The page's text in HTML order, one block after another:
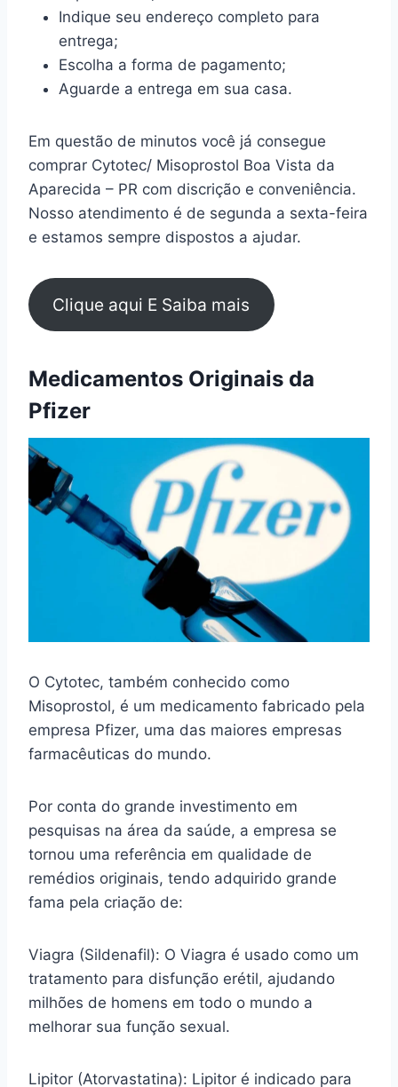
Indique seu endereço completo para
entrega;
Escolha a forma de pagamento;
Aguarde a entrega em sua casa.
Em questão de minutos você já consegue
comprar Cytotec/ Misoprostol Boa Vista da
Aparecida – PR com discrição e conveniência.
Nosso atendimento é de segunda a sexta-feira
e estamos sempre dispostos a ajudar.
Clique aqui E Saiba mais
Medicamentos Originais da
Pfizer
O Cytotec, também conhecido como
Misoprostol, é um medicamento fabricado pela
empresa Pfizer, uma das maiores empresas
farmacêuticas do mundo.
Por conta do grande investimento em
pesquisas na área da saúde, a empresa se
tornou uma referência em qualidade de
remédios originais, tendo adquirido grande
fama pela criação de:
Viagra (Sildenafil): O Viagra é usado como um
tratamento para disfunção erétil, ajudando
milhões de homens em todo o mundo a
melhorar sua função sexual.
Lipitor (Atorvastatina): Lipitor é indicado para